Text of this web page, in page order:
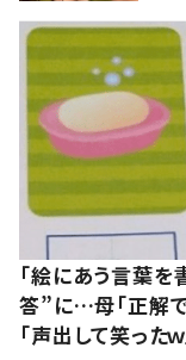
「絵にあう言葉
答”に…母「正解
「声出して笑った